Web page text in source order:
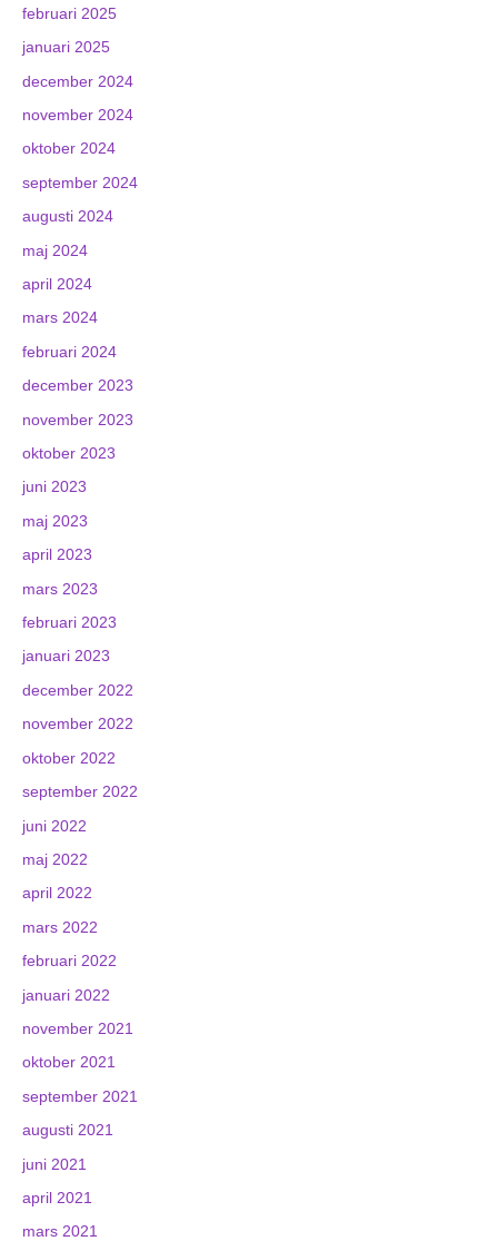
februari 2025
januari 2025
december 2024
november 2024
oktober 2024
september 2024
augusti 2024
maj 2024
april 2024
mars 2024
februari 2024
december 2023
november 2023
oktober 2023
juni 2023
maj 2023
april 2023
mars 2023
februari 2023
januari 2023
december 2022
november 2022
oktober 2022
september 2022
juni 2022
maj 2022
april 2022
mars 2022
februari 2022
januari 2022
november 2021
oktober 2021
september 2021
augusti 2021
juni 2021
april 2021
mars 2021